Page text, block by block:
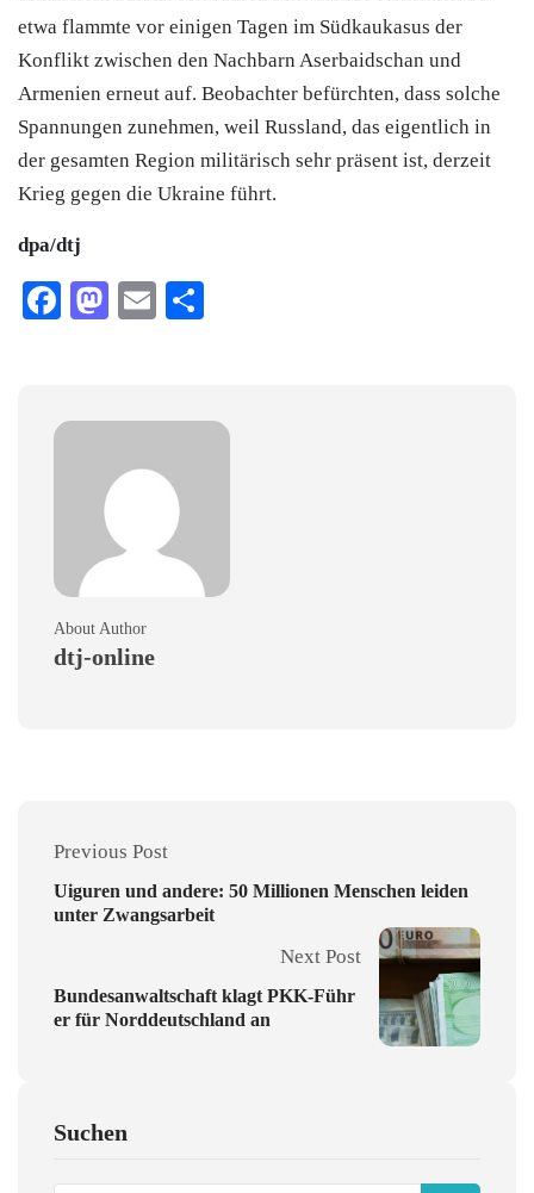
etwa flammte vor einigen Tagen im Südkaukasus der
Konflikt zwischen den Nachbarn Aserbaidschan und
Armenien erneut auf. Beobachter befürchten, dass solche
Spannungen zunehmen, weil Russland, das eigentlich in
der gesamten Region militärisch sehr präsent ist, derzeit
Krieg gegen die Ukraine führt.
dpa/dtj
Facebook
Mastodon
Email
About Author
dtj-online
Previous Post
Uiguren und andere: 50 Millionen Menschen leiden
unter Zwangsarbeit
Next Post
Bundesanwaltschaft klagt PKK-Führ
er für Norddeutschland an
Suchen